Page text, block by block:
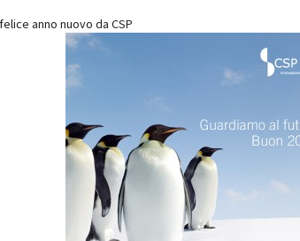
anno nuovo da CSP